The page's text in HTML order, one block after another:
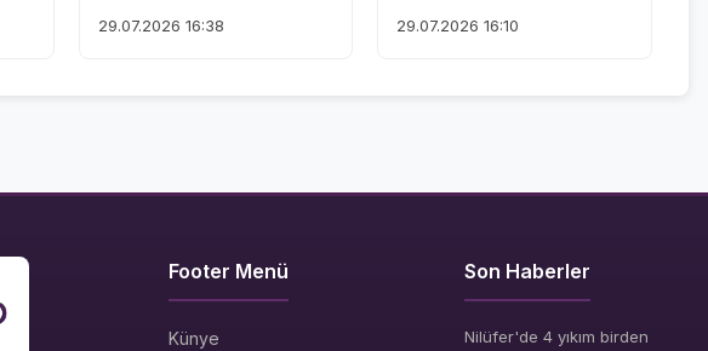
29.07.2026 16:38 29.07.2026 16:10
Footer Menü
Künye
Son Haberler
Nilüfer'de 4 yıkım birden